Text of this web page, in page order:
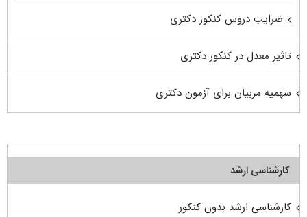
ضرایب دروس کنکور دکتری
تاثیر معدل در کنکور دکتری
سهمیه مربیان برای آزمون دکتری
کارشناسی ارشد
کارشناسی ارشد بدون کنکور